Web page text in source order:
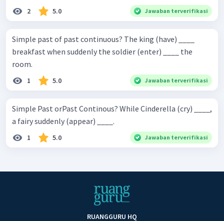
2 5.0 Jawaban terverifikasi
Simple past of past continuous? The king (have) ____
breakfast when suddenly the soldier (enter) ____ the
room.
1 5.0 Jawaban terverifikasi
Simple Past orPast Continous? While Cinderella (cry) ____,
a fairy suddenly (appear) ____.
1 5.0 Jawaban terverifikasi
RUANGGURU HQ